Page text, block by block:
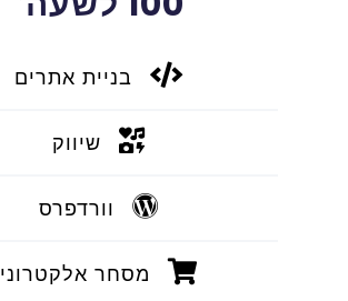
בניית אתרים
שיווק
וורדפרס
מסחר אלקטרוני